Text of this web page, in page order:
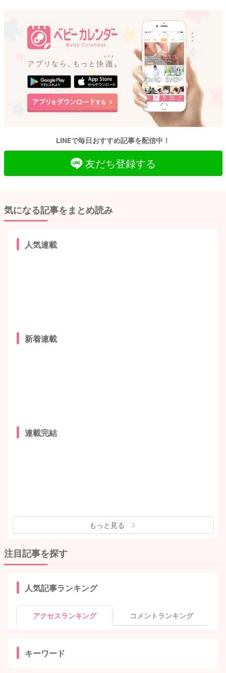
LINEで毎日おすすめ記事を配信中！
友だち登録する
気になる記事をまとめ読み
人気連載
新着連載
連載完結
もっと見る
注目記事を探す
人気記事ランキング
アクセスランキング コメントランキング
キーワード